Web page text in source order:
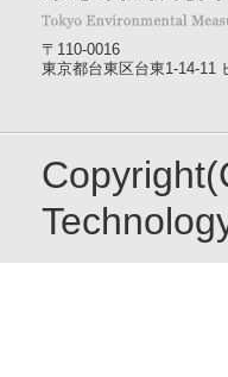
〒110-0016
東京都台東区台東1-14-11